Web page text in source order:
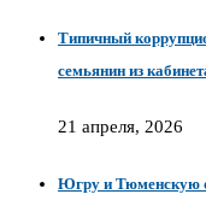
Типичный
семьянин из
21 апреля, 2026
Югру и Тюменскую